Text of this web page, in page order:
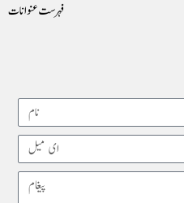
Name
Email
Message
فہرست عنوانات